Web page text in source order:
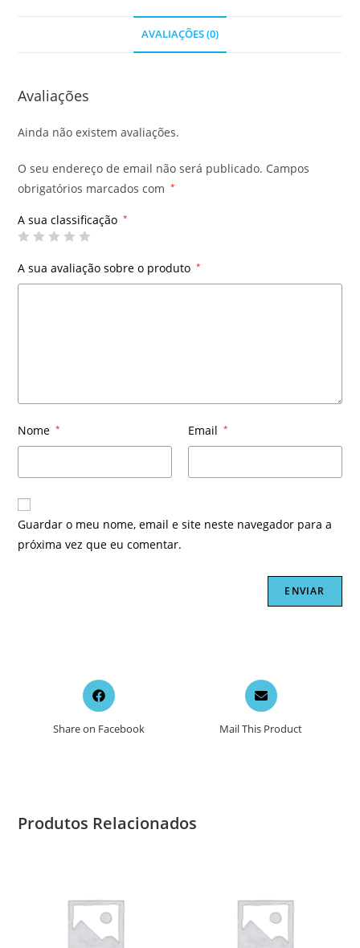
AVALIAÇÕES (0)
Avaliações
Ainda não existem avaliações.
O seu endereço de email não será publicado. Campos
obrigatórios marcados com
*
A sua classificação *
A sua avaliação sobre o produto *
Nome * Email *
Guardar o meu nome, email e site neste navegador para a
próxima vez que eu comentar.
Opens
in
new
Share on Facebook
Opens
in
a
new
Mail This Product
Produtos Relacionados